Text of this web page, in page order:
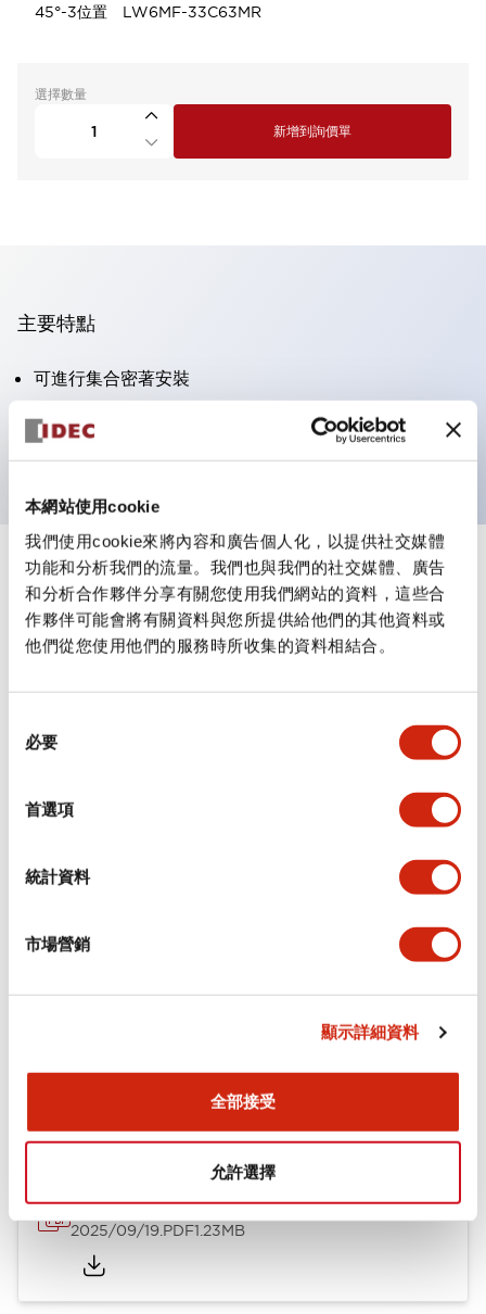
本網站使用cookie
我們使用cookie來將內容和廣告個人化，以提供社交媒體
功能和分析我們的流量。我們也與我們的社交媒體、廣告
和分析合作夥伴分享有關您使用我們網站的資料，這些合
作夥伴可能會將有關資料與您所提供給他們的其他資料或
他們從您使用他們的服務時所收集的資料相結合。
必要
首選項
統計資料
市場營銷
顯示詳細資料
全部接受
允許選擇
45°-3位置 LW6MF-33C63MR
選擇數量
新增到詢價單
主要特點
可進行集合密著安裝
附鎖選擇開關採用高安全性的彈子鎖結構
防護結構為IP65（IEC60529）
規格 顯示全部
審美規範
環境規範
功能規格
Flush Silhouette LW系列 控制元件 (英文版)
2025/09/19.PDF1.23MB